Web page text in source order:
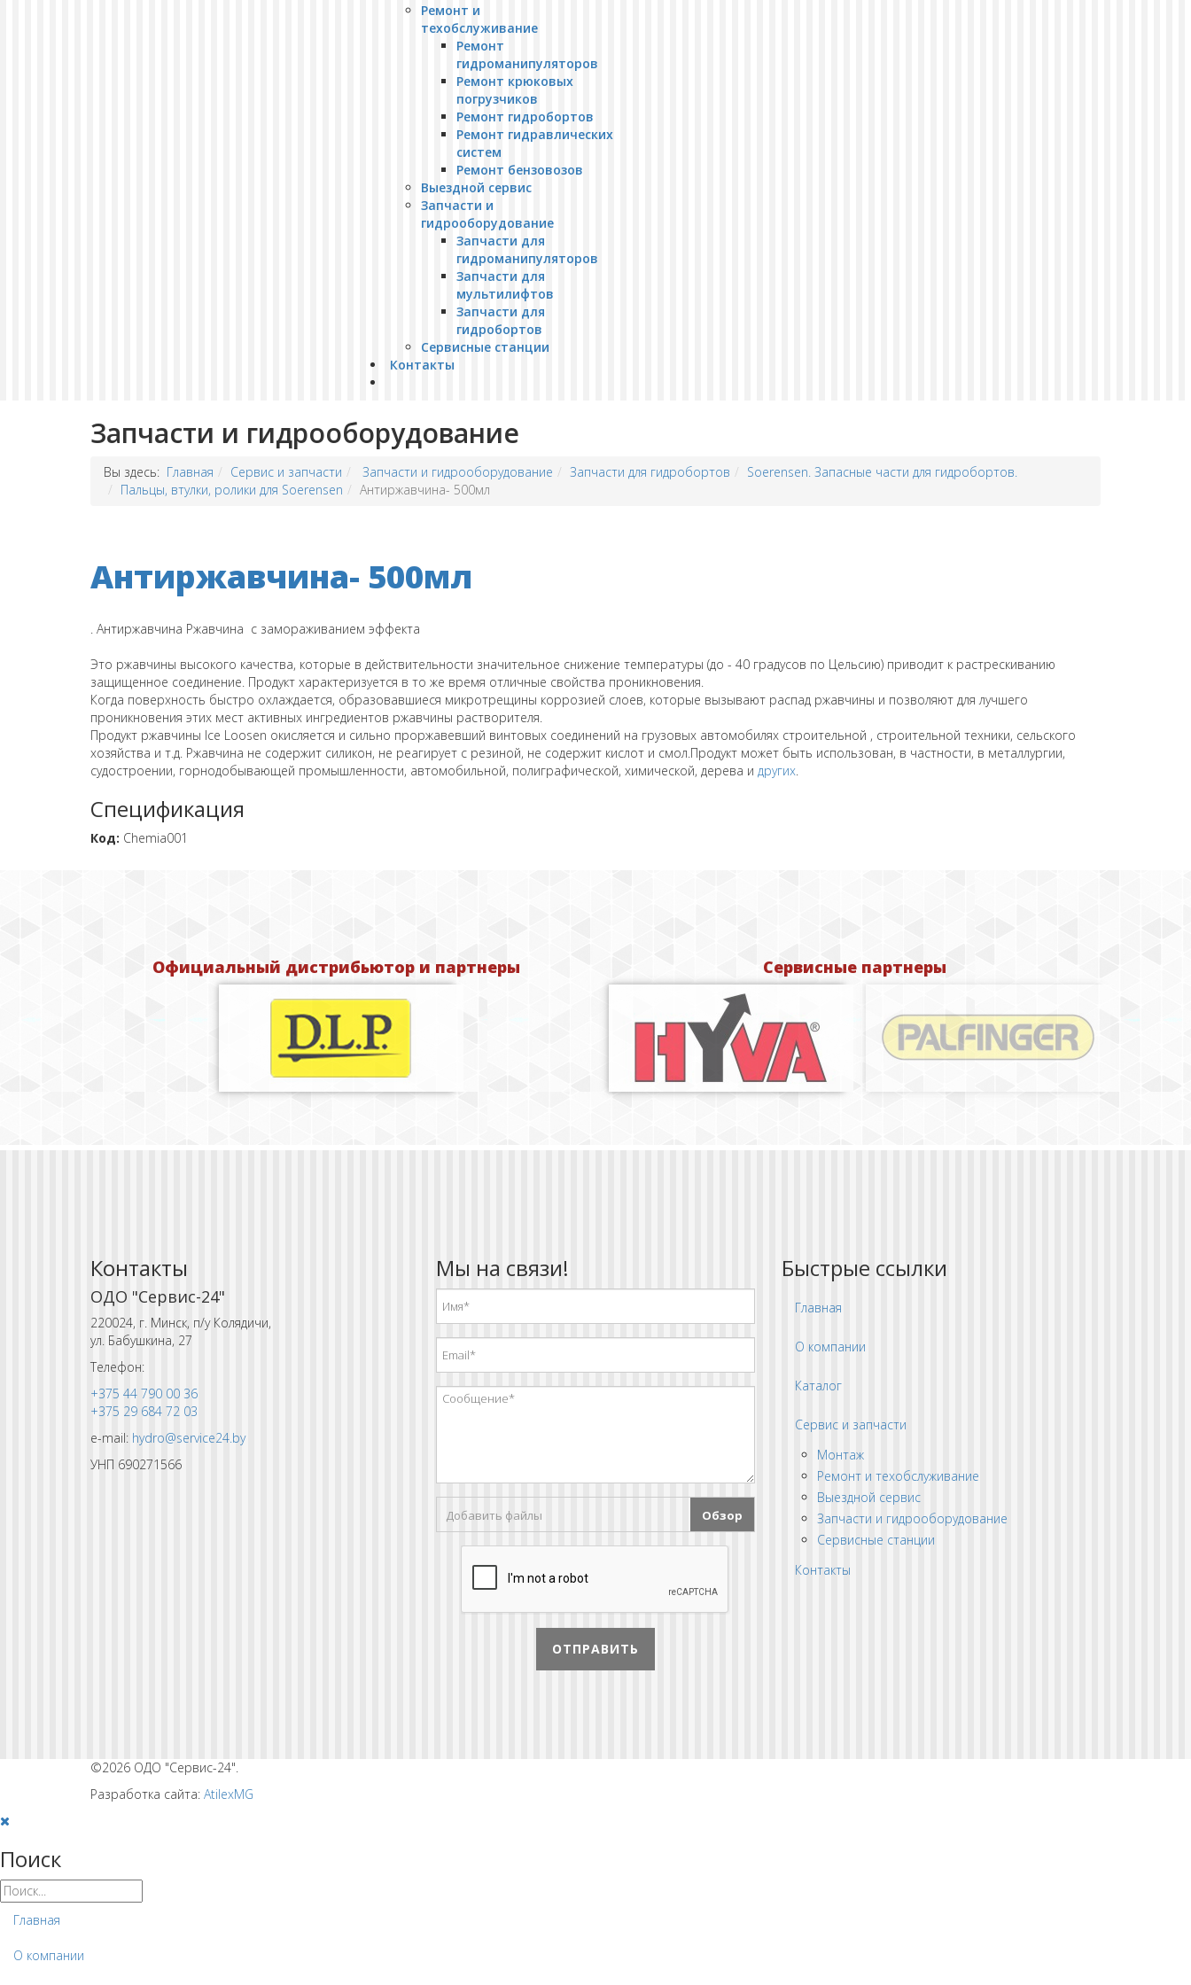
Ремонт и
техобслуживание
Ремонт
гидроманипуляторов
Ремонт крюковых
погрузчиков
Ремонт гидробортов
Ремонт гидравлических
систем
Ремонт бензовозов
Выездной сервис
Запчасти и
гидрооборудование
Запчасти для
гидроманипуляторов
Запчасти для
мультилифтов
Запчасти для
гидробортов
Сервисные станции
Контакты
Запчасти и гидрооборудование
Вы здесь: Главная Сервис и запчасти Запчасти и гидрооборудование Запчасти для гидробортов
Soerensen. Запасные части для гидробортов.
Пальцы, втулки, ролики для Soerensen
Антиржавчина- 500мл
Антиржавчина- 500мл
. Антиржавчина Ржавчина с замораживанием эффекта
Это ржавчины высокого качества, которые в действительности значительное снижение температуры (до - 40 градусов по Цельсию) приводит к растрескиванию
защищенное соединение. Продукт характеризуется в то же время отличные свойства проникновения.
Когда поверхность быстро охлаждается, образовавшиеся микротрещины коррозией слоев, которые вызывают распад ржавчины и позволяют для лучшего
проникновения этих мест активных ингредиентов ржавчины растворителя.
Продукт ржавчины Ice Loosen окисляется и сильно проржавевший винтовых соединений на грузовых автомобилях строительной , строительной техники, сельского
хозяйства и т.д. Ржавчина не содержит силикон, не реагирует с резиной, не содержит кислот и смол.Продукт может быть использован, в частности, в металлургии,
судостроении, горнодобывающей промышленности, автомобильной, полиграфической, химической, дерева и других.
Спецификация
Код: Chemia001
Официальный дистрибьютор и партнеры Сервисные партнеры
Контакты
ОДО "Сервис-24"
220024, г. Минск, п/у Колядичи,
ул. Бабушкина, 27
Телефон:
+375 44 790 00 36
+375 29 684 72 03
e-mail: hydro@service24.by
УНП 690271566
Мы на связи!
Добавить файлы Обзор
ОТПРАВИТЬ
Быстрые ссылки
Главная
О компании
Каталог
Сервис и запчасти
Монтаж
Ремонт и техобслуживание
Выездной сервис
Запчасти и гидрооборудование
Сервисные станции
Контакты
©2026 ОДО "Сервис-24".
Разработка сайта: AtilexMG
Поиск
Главная
О компании